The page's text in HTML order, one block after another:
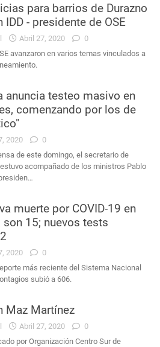
para barrios de Durazno
IDD - presidente de OSE
Abril 27, 2020
0
avanzaron en varios temas vinculados a
anuncia testeo masivo en
comenzando por los de
2020
0
de este domingo, el secretario de
acompañado de los ministros Pablo
muerte por COVID-19 en
son 15; nuevos tests
2020
0
más reciente del Sistema Nacional
subió a 606.
Maz Martínez
Abril 27, 2020
0
por Organización Centro Sur de